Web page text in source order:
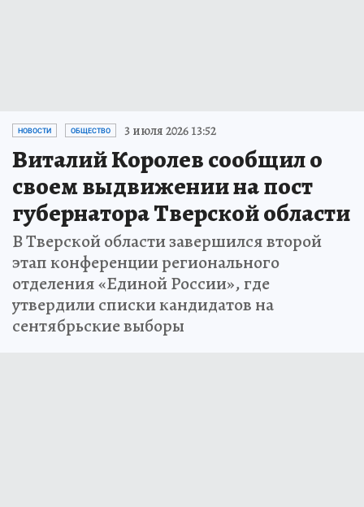
НОВОСТИ ОБЩЕСТВО 3 июля 2026 13:52
Виталий Королев сообщил о
своем выдвижении на пост
губернатора Тверской области
В Тверской области завершился второй
этап конференции регионального
отделения «Единой России», где
утвердили списки кандидатов на
сентябрьские выборы